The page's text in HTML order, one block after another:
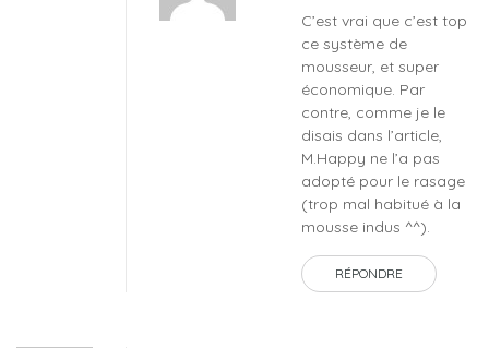
C’est vrai que c’est top
ce système de
mousseur, et super
économique. Par
contre, comme je le
disais dans l’article,
M.Happy ne l’a pas
adopté pour le rasage
(trop mal habitué à la
mousse indus ^^).
RÉPONDRE